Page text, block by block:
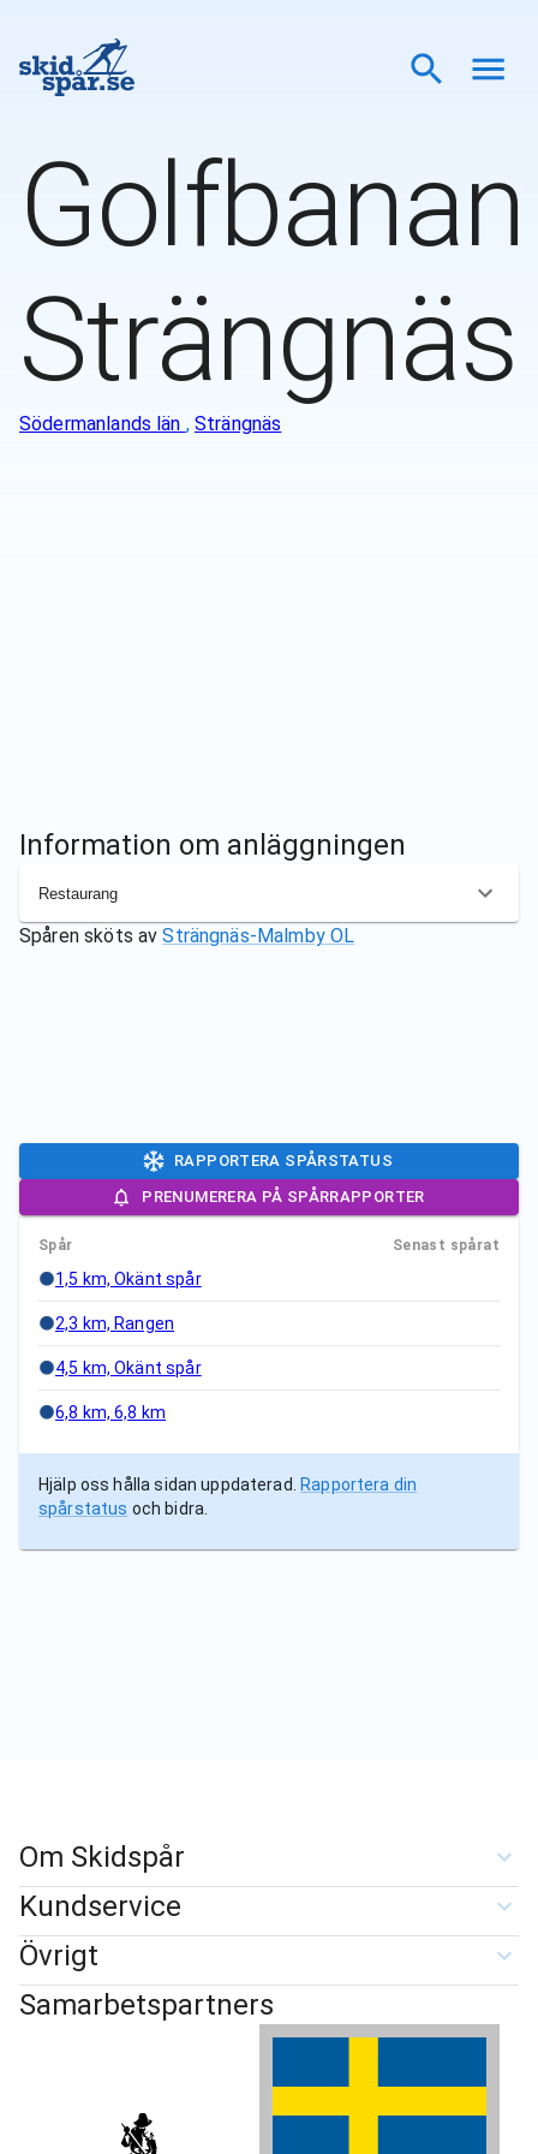
Golfbanan
Strängnäs
Södermanlands län ,Strängnäs
Information om anläggningen
Restaurang
Spåren sköts av Strängnäs-Malmby OL
RAPPORTERA SPÅRSTATUS
PRENUMERERA PÅ SPÅRRAPPORTER
Spår Senast spårat
1,5 km, Okänt spår
2,3 km, Rangen
4,5 km, Okänt spår
6,8 km, 6,8 km
Hjälp oss hålla sidan uppdaterad.
Rapportera din
spårstatus och bidra.
Om Skidspår
Kundservice
Övrigt
Samarbetspartners